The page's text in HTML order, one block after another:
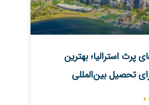
پرث استرالیا؛ بهترین
تحصیل بین‌المللی
»